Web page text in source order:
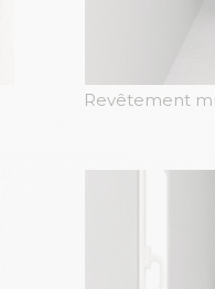
Revêtement